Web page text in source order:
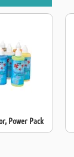
Power Pack